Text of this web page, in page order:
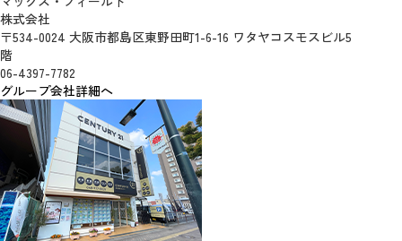
株式会社
〒534-0024 大阪市都島区東野田町1-6-16 ワタヤコスモスビル5
階
06-4397-7782
グループ会社詳細へ